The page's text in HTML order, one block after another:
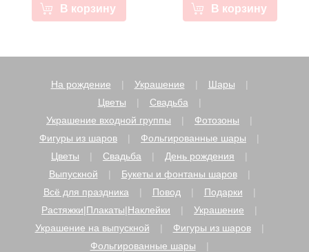
В корзину В корзину
На рождение Украшение
Шары
Цветы
Свадьба
Украшение входной группы
Фотозоны
Фигуры из шаров
Фольгированные шары
Цветы
Свадьба
День рождения
Выпускной
Букеты и фонтаны шаров
Всё для праздника
Повод
Подарки
Растяжки|Плакаты|Наклейки
Украшение
Украшение на выпускной
Фигуры из шаров
Фольгированные шары